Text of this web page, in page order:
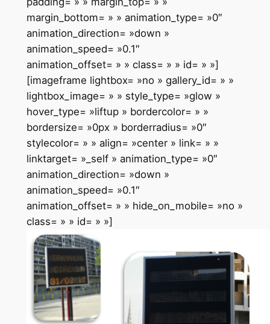
margin_bottom= » » animation_type= »0″
animation_direction= »down »
animation_speed= »0.1″
animation_offset= » » class= » » id= » »]
[imageframe lightbox= »no » gallery_id= » »
lightbox_image= » » style_type= »glow »
hover_type= »liftup » bordercolor= » »
bordersize= »0px » borderradius= »0″
stylecolor= » » align= »center » link= » »
linktarget= »_self » animation_type= »0″
animation_direction= »down »
animation_speed= »0.1″
animation_offset= » » hide_on_mobile= »no »
class= » » id= » »]